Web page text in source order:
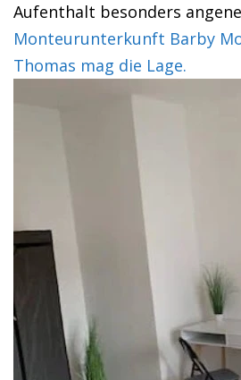
Aufenthalt besonders
Monteurunterkunft Barby
Thomas mag die Lage.